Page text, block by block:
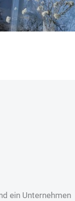
ein Unternehmen